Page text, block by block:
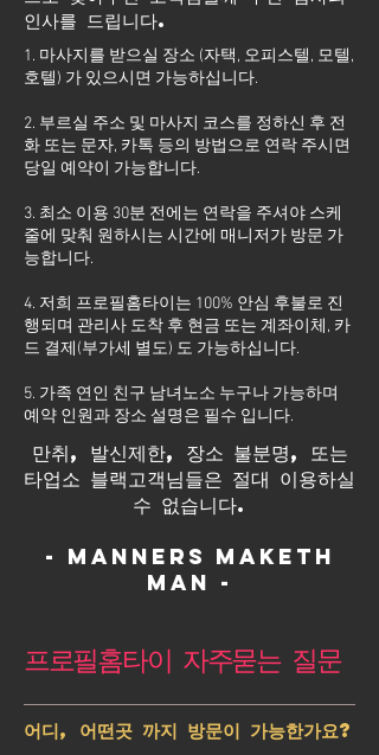
인사를 드립니다.
1. 마사지를 받으실 장소 (자택, 오피스텔, 모텔,
호텔) 가 있으시면 가능하십니다.
2. 부르실 주소 및 마사지 코스를 정하신 후 전
화 또는 문자, 카톡 등의 방법으로 연락 주시면
당일 예약이 가능합니다.
3. 최소 이용 30분 전에는 연락을 주셔야 스케
줄에 맞춰 원하시는 시간에 매니저가 방문 가
능합니다.
4. 저희 프로필홈타이는 100% 안심 후불로 진
행되며 관리사 도착 후 현금 또는 계좌이체, 카
드 결제(부가세 별도) 도 가능하십니다.
5. 가족 연인 친구 남녀노소 누구나 가능하며
예약 인원과 장소 설명은 필수 입니다.
만취, 발신제한, 장소 불분명, 또는
타업소 블랙고객님들은 절대 이용하실
수 없습니다.
- Manners maketh
man -
프로필홈타이 자주묻는 질문
어디, 어떤곳 까지 방문이 가능한가요?